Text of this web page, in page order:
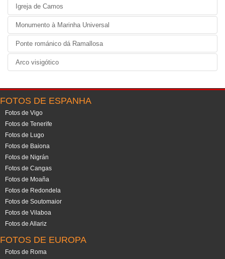
Igreja de Camos
Monumento à Marinha Universal
Ponte románico dá Ramallosa
Arco visigótico
FOTOS DE ESPANHA
Fotos de Vigo
Fotos de Tenerife
Fotos de Lugo
Fotos de Baiona
Fotos de Nigrán
Fotos de Cangas
Fotos de Moaña
Fotos de Redondela
Fotos de Soutomaior
Fotos de Vilaboa
Fotos de Allariz
FOTOS DE EUROPA
Fotos de Roma